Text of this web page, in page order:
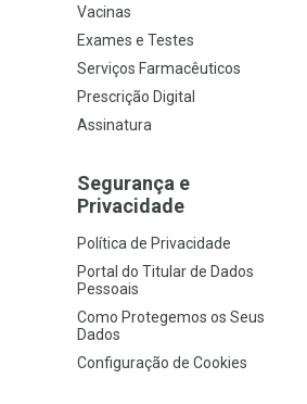
Vacinas
Exames e Testes
Serviços Farmacêuticos
Prescrição Digital
Assinatura
Segurança e
Privacidade
Política de Privacidade
Portal do Titular de Dados
Pessoais
Como Protegemos os Seus
Dados
Configuração de Cookies